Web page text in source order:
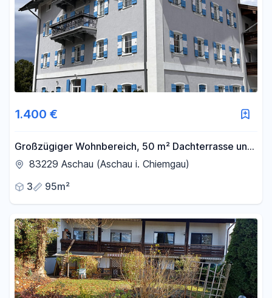
1.400 €
Großzügiger Wohnbereich, 50 m² Dachterrasse und
Bergblick – Wohnen in Aschau
83229 Aschau (Aschau i. Chiemgau)
3
95m²